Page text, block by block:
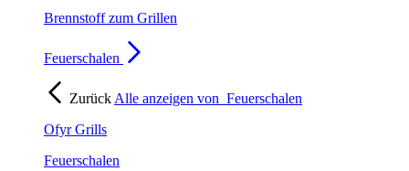
Brennstoff zum Grillen
Feuerschalen
Zurück Alle anzeigen von Feuerschalen
Ofyr Grills
Feuerschalen